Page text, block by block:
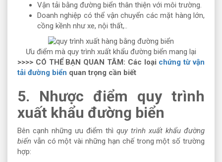
Vận tải bằng đường biển thân thiện với môi trường.
Doanh nghiệp có thể vận chuyển các mặt hàng lớn,
cồng kềnh như xe, nội thất,..
Ưu điểm mà quy trình xuất khẩu đường biển mang lại
>>>> CÓ THỂ BẠN QUAN TÂM: Các loại chứng từ vận
tải đường biển quan trọng cần biết
5. Nhược điểm quy trình
xuất khẩu đường biển
Bên cạnh những ưu điểm thì quy trình xuất khẩu đường
biển vẫn có một vài những hạn chế trong một số trường
hợp: